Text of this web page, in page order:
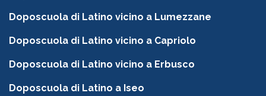
Doposcuola di Latino vicino a Lumezzane
Doposcuola di Latino vicino a Capriolo
Doposcuola di Latino vicino a Erbusco
Doposcuola di Latino a Iseo